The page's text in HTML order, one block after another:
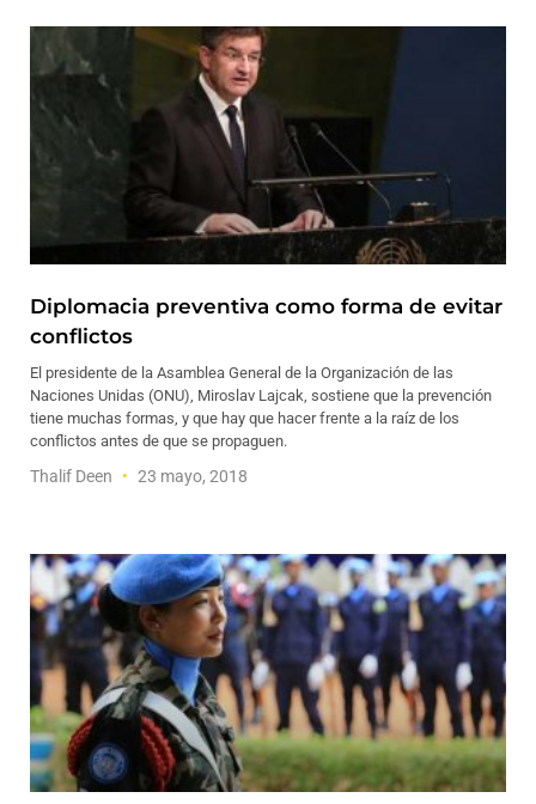
Diplomacia preventiva como forma de evitar
conflictos
El presidente de la Asamblea General de la Organización de las
Naciones Unidas (ONU), Miroslav Lajcak, sostiene que la prevención
tiene muchas formas, y que hay que hacer frente a la raíz de los
conflictos antes de que se propaguen.
Thalif Deen 23 mayo, 2018